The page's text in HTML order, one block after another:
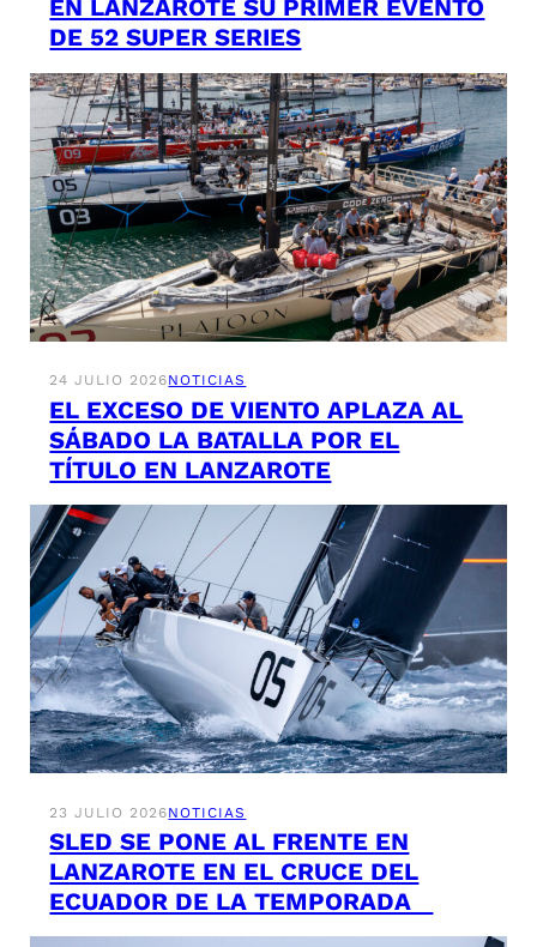
EN LANZAROTE SU PRIMER EVENTO
DE 52 SUPER SERIES
24 JULIO 2026NOTICIAS
EL EXCESO DE VIENTO APLAZA AL
SÁBADO LA BATALLA POR EL
TÍTULO EN LANZAROTE
23 JULIO 2026NOTICIAS
SLED SE PONE AL FRENTE EN
LANZAROTE EN EL CRUCE DEL
ECUADOR DE LA TEMPORADA